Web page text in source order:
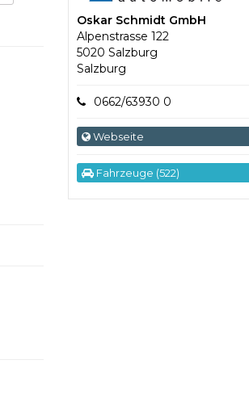
Oskar Schmidt GmbH
Alpenstrasse 122
5020 Salzburg
Salzburg
0662/63930 0
Webseite
Fahrzeuge (522)